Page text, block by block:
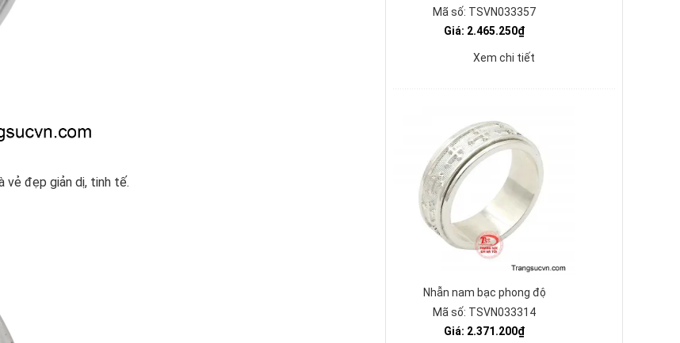
vẻ đẹp giản dị, tinh tế.
Mã số: TSVN033357
Giá: 2.465.250₫
Xem chi tiết
Nhẫn nam bạc phong độ
Mã số: TSVN033314
Giá: 2.371.200₫